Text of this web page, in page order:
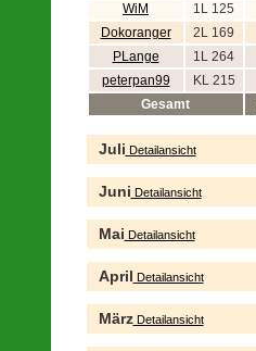
WiM
1L 125
Dokoranger
2L 169
PLange
1L 264
peterpan99
KL 215
Gesamt
Juli Detailansicht
Juni Detailansicht
Mai Detailansicht
April Detailansicht
MärzDetailansicht